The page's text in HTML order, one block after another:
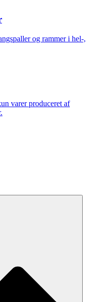
og rammer i hel-,
varer produceret af